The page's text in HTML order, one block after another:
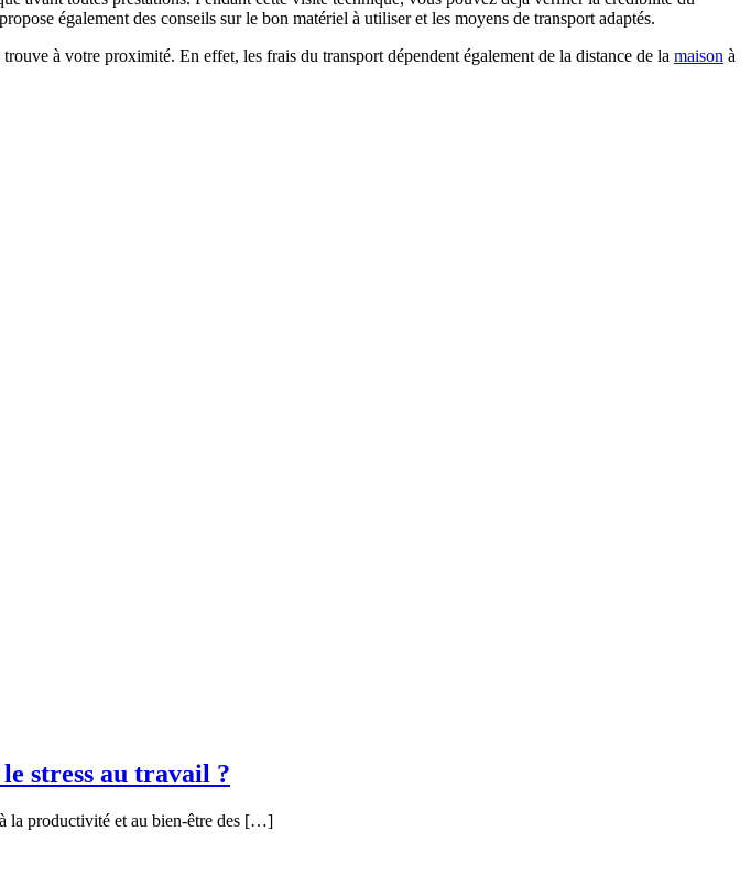
également des conseils sur le bon matériel à utiliser et les moyens de transport adaptés.
trouve à votre proximité. En effet, les frais du transport dépendent également de la distance de la maison à
stress au travail ?
la productivité et au bien-être des […]